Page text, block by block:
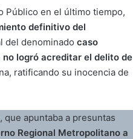
Público en el último tiempo,
definitivo del
del denominado caso
logró acreditar el delito de
ratificando su inocencia de
apuntaba a presuntas
Regional Metropolitano a